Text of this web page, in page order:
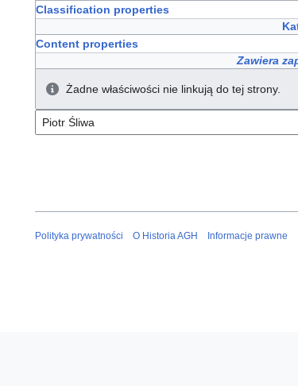
Classification properties
Content properties
Zawiera
Żadne właściwości nie linkują do tej strony.
Polityka prywatności O Historia AGH Informacje prawne